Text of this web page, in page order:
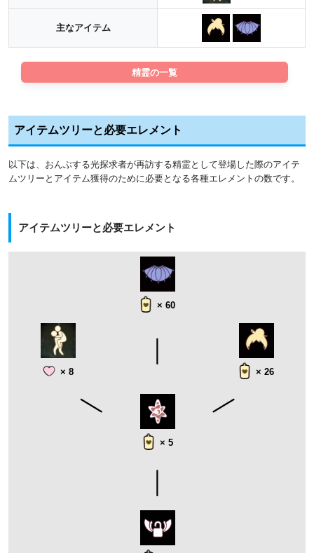
主なアイテム
精霊の一覧
アイテムツリーと必要エレメント
以下は、おんぶする光探求者が再訪する精霊として登場した際のアイテ
ムツリーとアイテム獲得のために必要となる各種エレメントの数です。
アイテムツリーと必要エレメント
× 60
× 8 × 26
× 5